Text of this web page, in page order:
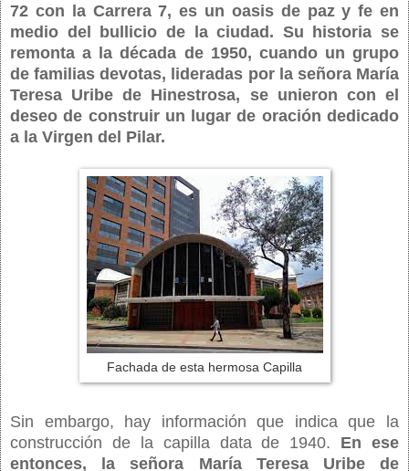
72 con la Carrera 7, es un oasis de paz y fe en
medio del bullicio de la ciudad. Su historia se
remonta a la década de 1950, cuando un grupo
de familias devotas, lideradas por la señora María
Teresa Uribe de Hinestrosa, se unieron con el
deseo de construir un lugar de oración dedicado
a la Virgen del Pilar.
Fachada de esta hermosa Capilla
Sin embargo, hay información que indica que la
construcción de la capilla data de 1940. En ese
entonces, la señora María Teresa Uribe de